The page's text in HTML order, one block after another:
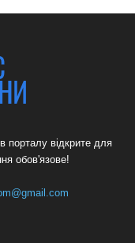
порталу відкрите для
обов'язове!